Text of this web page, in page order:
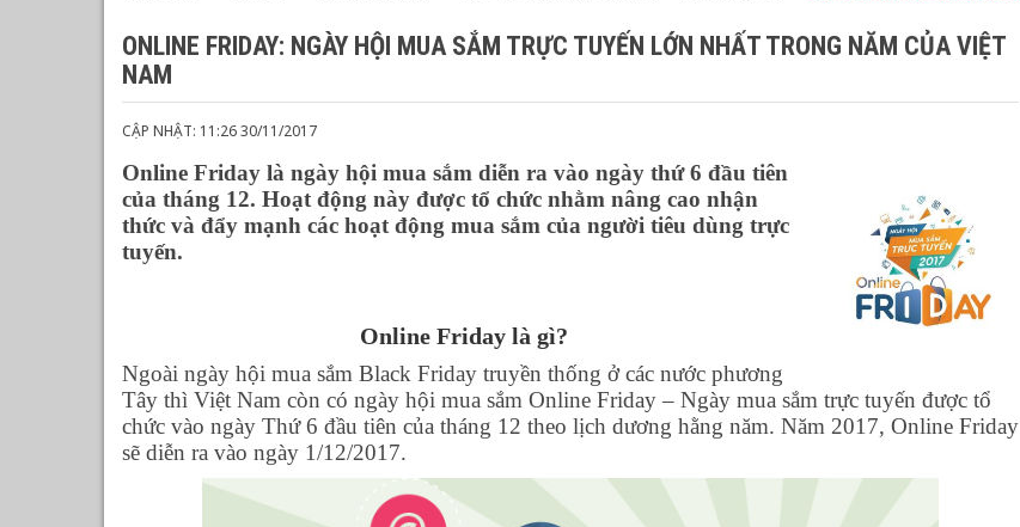
ONLINE FRIDAY: NGÀY HỘI MUA SẮM TRỰC TUYẾN LỚN NHẤT TRONG NĂM CỦA VIỆT
NAM
CẬP NHẬT: 11:26 30/11/2017
Online Friday là ngày hội mua sắm diễn ra vào ngày thứ 6 đầu tiên
của tháng 12. Hoạt động này được tổ chức nhằm nâng cao nhận
thức và đẩy mạnh các hoạt động mua sắm của người tiêu dùng trực
tuyến.
Online Friday là gì?
Ngoài ngày hội mua sắm Black Friday truyền thống ở các nước phương
Tây thì Việt Nam còn có ngày hội mua sắm Online Friday – Ngày mua sắm trực tuyến được tổ
chức vào ngày Thứ 6 đầu tiên của tháng 12 theo lịch dương hằng năm. Năm 2017, Online Friday
sẽ diễn ra vào ngày 1/12/2017.